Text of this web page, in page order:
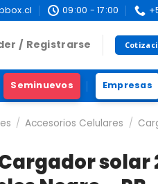
09:00 - 17:00
/ Registrarse
Seminuevos Empresas
/ Accesorios Celulares /
solar